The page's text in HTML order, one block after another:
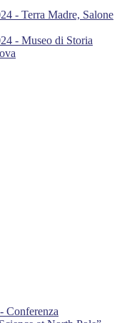
- Terra Madre, Salone
- Museo di Storia
Conferenza